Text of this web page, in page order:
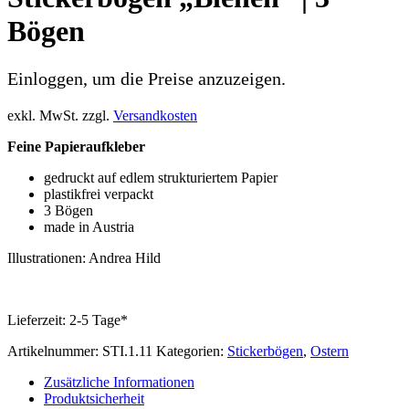
Bögen
Einloggen, um die Preise anzuzeigen.
exkl. MwSt. zzgl. Versandkosten
Feine Papieraufkleber
gedruckt auf edlem strukturiertem Papier
plastikfrei verpackt
3 Bögen
made in Austria
Illustrationen: Andrea Hild
Lieferzeit: 2-5 Tage*
Artikelnummer: STI.1.11 Kategorien: Stickerbögen, Ostern
Zusätzliche Informationen
Produktsicherheit